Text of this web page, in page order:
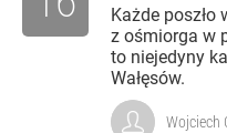
Każde poszło
z ośmiorga w
to niejedyny
Wałęsów.
Wojciech